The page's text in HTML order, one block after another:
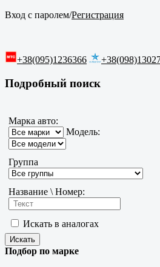
Вход с паролем/Регистрация
+38(095)1236366
Подробный поиск
Марка авто:
Модель:
Группа
Название \ Номер:
Искать в аналогах
Подбор по марке